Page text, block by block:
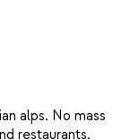
alps. No mass
restaurants.